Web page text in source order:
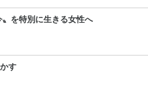
を特別に生きる女性へ
す